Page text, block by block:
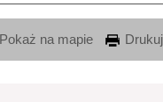
Pokaż na mapie Drukuj